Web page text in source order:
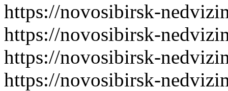
https://novosibirsk-
https://novosibirsk-
https://novosibirsk-
https://novosibirsk-